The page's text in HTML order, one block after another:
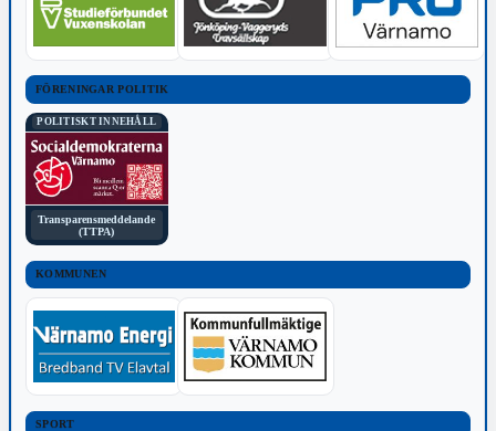
FÖRENINGAR POLITIK
POLITISKT INNEHÅLL
Transparensmeddelande
(TTPA)
KOMMUNEN
SPORT